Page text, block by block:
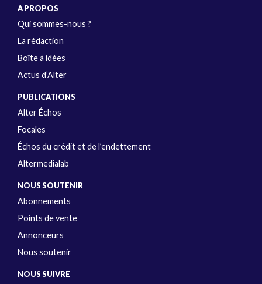
A PROPOS
Qui sommes-nous ?
La rédaction
Boîte à idées
Actus d’Alter
PUBLICATIONS
Alter Échos
Focales
Échos du crédit et de l’endettement
Altermedialab
NOUS SOUTENIR
Abonnements
Points de vente
Annonceurs
Nous soutenir
NOUS SUIVRE